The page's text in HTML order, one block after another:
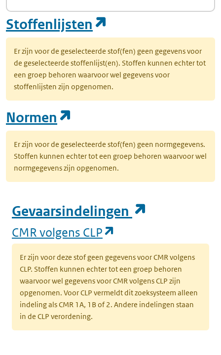
Stoffenlijsten
Er zijn voor de geselecteerde stof(fen) geen gegevens voor
de geselecteerde stoffenlijst(en). Stoffen kunnen echter tot
een groep behoren waarvoor wel gegevens voor
stoffenlijsten zijn opgenomen.
Normen
Er zijn voor de geselecteerde stof(fen) geen normgegevens.
Stoffen kunnen echter tot een groep behoren waarvoor wel
normgegevens zijn opgenomen.
Gevaarsindelingen
CMR volgens CLP
Er zijn voor deze stof geen gegevens voor CMR volgens
CLP. Stoffen kunnen echter tot een groep behoren
waarvoor wel gegevens voor CMR volgens CLP zijn
opgenomen. Voor CLP vermeldt dit zoeksysteem alleen
indeling als CMR 1A, 1B of 2. Andere indelingen staan
in de CLP verordening.